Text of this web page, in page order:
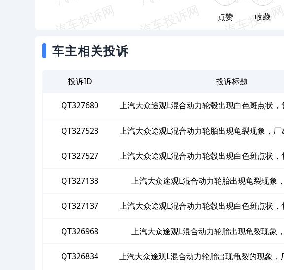
点赞 收藏
车主相关投诉
投诉ID 投诉标题
QT327680 上汽大众途观L混合动力轮毂出现白色斑点状，
为由不予处理
QT327528 上汽大众途观L混合动力轮胎出现龟裂现象，厂
消费者
QT327527 上汽大众途观L混合动力轮毂出现白色斑点状，
为由不予处理
QT327138 上汽大众途观L混合动力轮胎出现龟裂现象
QT327137 上汽大众途观L混合动力轮毂出现白色斑点状，
为由不予处理
QT326968 上汽大众途观L混合动力轮胎出现龟裂现象
QT326834 上汽大众途观L混合动力轮胎出现龟裂的现象，